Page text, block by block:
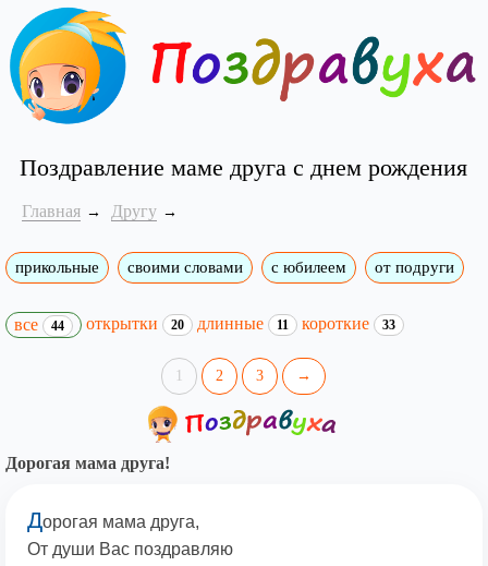
Поздравление маме друга с днем рождения
Главная Другу
прикольные своими словами с юбилеем от подруги
все 44 открытки 20 длинные 11 короткие 33
1 2 3 →
Дорогая мама друга!
Дорогая мама друга,
От души Вас поздравляю